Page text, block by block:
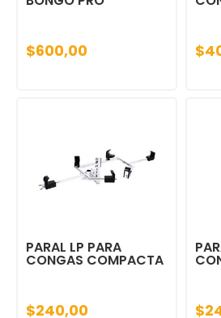
$600,00
PARAL LP PARA
CONGAS COMPACTA
$240,00